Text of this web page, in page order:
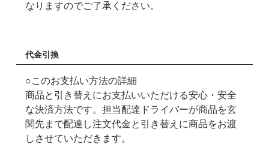
なりますのでご了承ください。
代金引換
○このお支払い方法の詳細
商品と引き替えにお支払いいただける安心・安全
な決済方法です。担当配達ドライバーが商品を玄
関先まで配達し注文代金と引き替えに商品をお渡
しさせていただきます。